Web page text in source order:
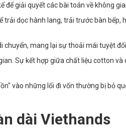
để giải quyết các bài toán về không
trải dọc hành lang, trải trước bàn bếp,
mang lại sự thoải mái tuyệt
Sự kết hợp giữa chất liệu cotton
vào những lối đi vốn thường bị bỏ
dài Viethands